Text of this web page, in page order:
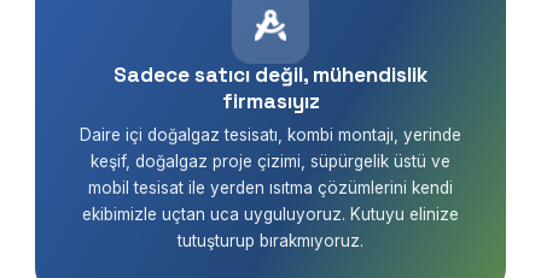
Sadece satıcı değil, mühendislik
firmasıyız
Daire içi doğalgaz tesisatı, kombi montajı, yerinde
keşif, doğalgaz proje çizimi, süpürgelik üstü ve
mobil tesisat ile yerden ısıtma çözümlerini kendi
ekibimizle uçtan uca uyguluyoruz. Kutuyu elinize
tutuşturup bırakmıyoruz.